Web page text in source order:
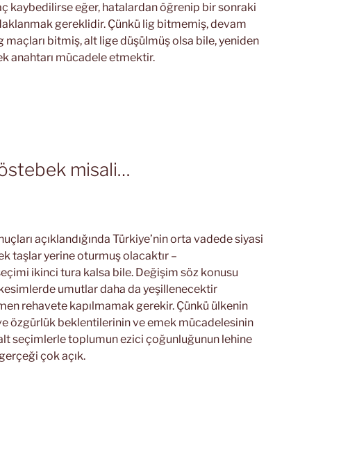
kaybedilirse eğer, hatalardan öğrenip bir sonraki
gereklidir. Çünkü lig bitmemiş, devam
bitmiş, alt lige düşülmüş olsa bile, yeniden
anahtarı mücadele etmektir.
misali…
açıklandığında Türkiye’nin orta vadede siyasi
taşlar yerine oturmuş olacaktır –
ikinci tura kalsa bile. Değişim söz konusu
umutlar daha da yeşillenecektir
rehavete kapılmamak gerekir. Çünkü ülkenin
özgürlük beklentilerinin ve emek mücadelesinin
seçimlerle toplumun ezici çoğunluğunun lehine
çok açık.